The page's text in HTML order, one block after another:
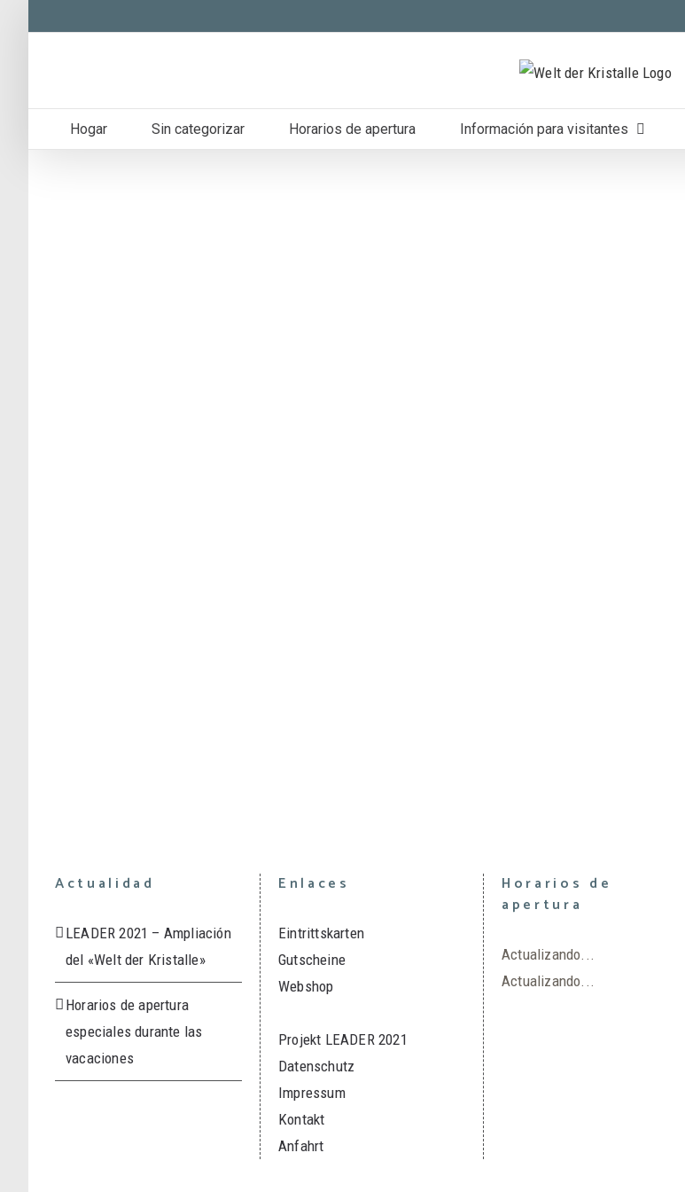
Hogar Sin categorizar Horarios de apertura Información para visitantes
Actualidad
LEADER 2021 – Ampliación
del «Welt der Kristalle»
Horarios de apertura
especiales durante las
vacaciones
Enlaces
Eintrittskarten
Gutscheine
Webshop
Projekt LEADER 2021
Datenschutz
Impressum
Kontakt
Anfahrt
Horarios de
apertura
Actualizando...
Actualizando...